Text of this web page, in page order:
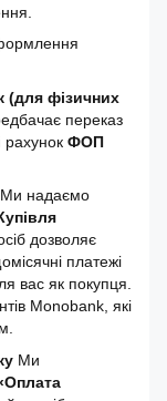
(для фізичних
переказ
рахунок ФОП
Ми надаємо
дозволяє
платежі
вас як покупця.
Monobank, які
Ми